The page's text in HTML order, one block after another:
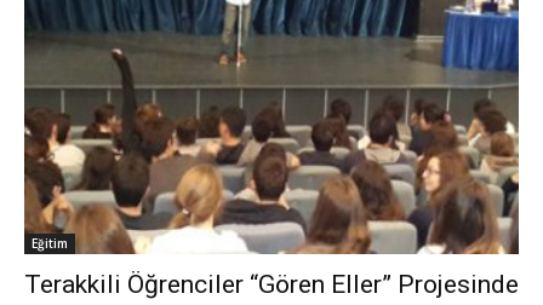
Eğitim
Terakkili Öğrenciler “Gören Eller” Projesinde